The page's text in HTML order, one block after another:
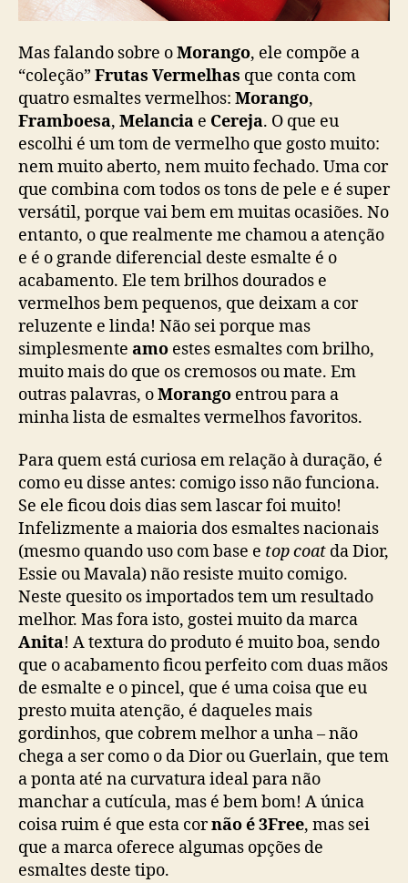
Mas falando sobre oMorango, ele compõe a
“coleção” Frutas Vermelhas que conta com
quatro esmaltes vermelhos: Morango,
Framboesa, Melancia e Cereja. O que eu
escolhi é um tom de vermelho que gosto muito:
nem muito aberto, nem muito fechado. Uma cor
que combina com todos os tons de pele e é super
versátil, porque vai bem em muitas ocasiões. No
entanto, o que realmente me chamou a atenção
e é o grande diferencial deste esmalte é o
acabamento. Ele tem brilhos dourados e
vermelhos bem pequenos, que deixam a cor
reluzente e linda! Não sei porque mas
simplesmente amo estes esmaltes com brilho,
muito mais do que os cremosos ou mate. Em
outras palavras, oMorango entrou para a
minha lista de esmaltes vermelhos favoritos.
Para quem está curiosa em relação à duração, é
como eu disse antes: comigo isso não funciona.
Se ele ficou dois dias sem lascar foi muito!
Infelizmente a maioria dos esmaltes nacionais
(mesmo quando uso com base e top coat da Dior,
Essie ou Mavala) não resiste muito comigo.
Neste quesito os importados tem um resultado
melhor. Mas fora isto, gostei muito da marca
Anita! A textura do produto é muito boa, sendo
que o acabamento ficou perfeito com duas mãos
de esmalte e o pincel, que é uma coisa que eu
presto muita atenção, é daqueles mais
gordinhos, que cobrem melhor a unha – não
chega a ser como o da Dior ou Guerlain, que tem
a ponta até na curvatura ideal para não
manchar a cutícula, mas é bem bom! A única
coisa ruim é que esta cornão é 3Free, mas sei
que a marca oferece algumas opções de
esmaltes deste tipo.